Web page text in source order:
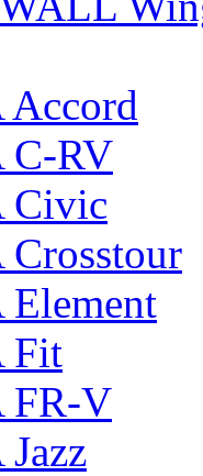
C-RV
Civic
Fit
FR-V